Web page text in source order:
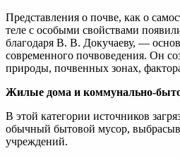
Представления о почве, как о
теле с особыми свойствами
благодаря В. В. Докучаеву, —
современного почвоведения. Он
природы, почвенных зонах,
Жилые дома и коммунально-
В этой категории источников
обычный бытовой мусор,
учреждений.